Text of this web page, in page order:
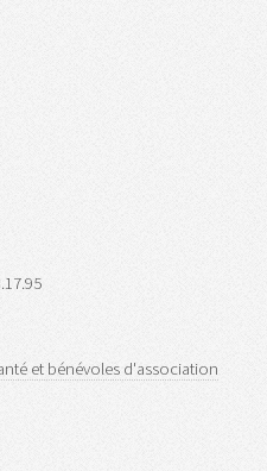
et bénévoles d'association